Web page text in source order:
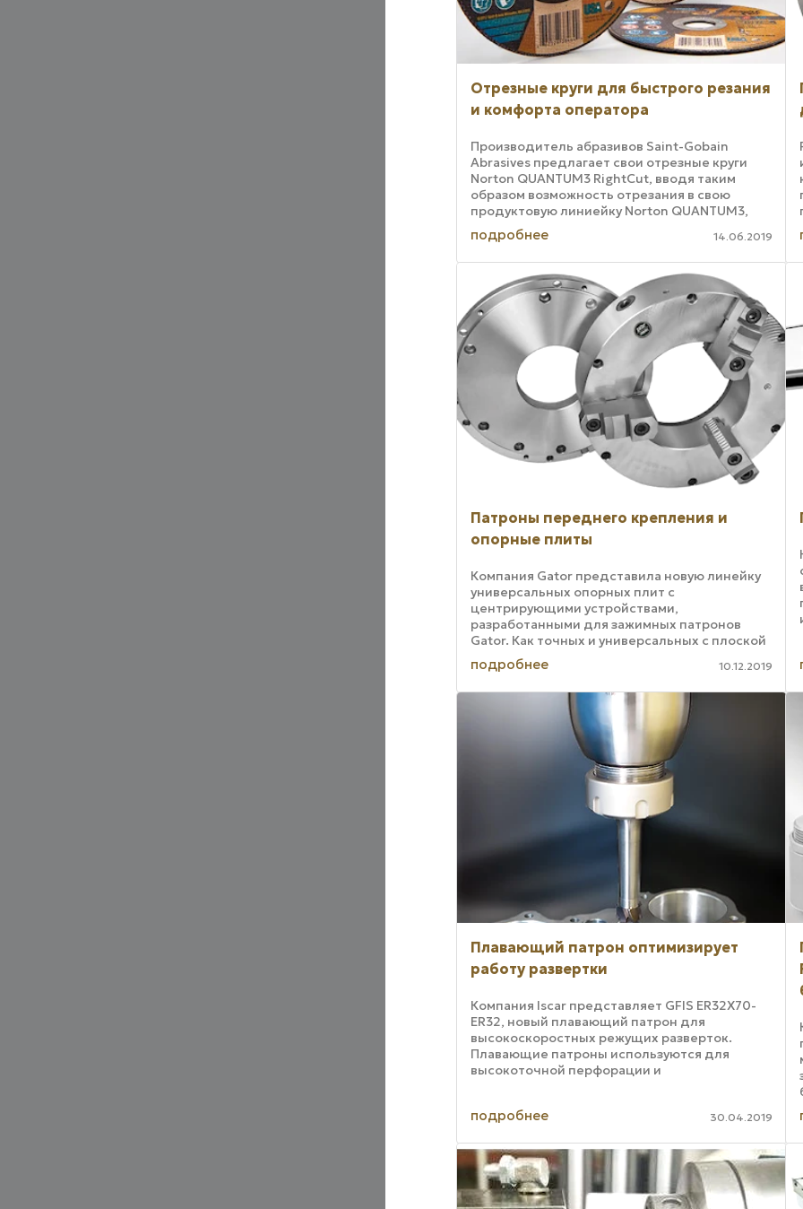
Отрезные круги для быстрого резания
и комфорта оператора
Производитель абразивов Saint-Gobain
Abrasives предлагает свои отрезные круги
Norton QUANTUM3 RightCut, вводя таким
образом возможность отрезания в свою
продуктовую линиейку Norton QUANTUM3,
NQ3, которая также включает шлифовальные
круги с ...
подробнее 14.06.2019
Патроны переднего крепления и
опорные плиты
Компания Gator представила новую линейку
универсальных опорных плит с
центрирующими устройствами,
разработанными для зажимных патронов
Gator. Как точных и универсальных с плоской
задней стенкой, так и регулируемых
переднего крепления. Опорные плиты ...
подробнее 10.12.2019
Плавающий патрон оптимизирует
работу развертки
Компания Iscar представляет GFIS ER32X70-
ER32, новый плавающий патрон для
высокоскоростных режущих разверток.
Плавающие патроны используются для
высокоточной перфорации и
расширителей ...
подробнее 30.04.2019